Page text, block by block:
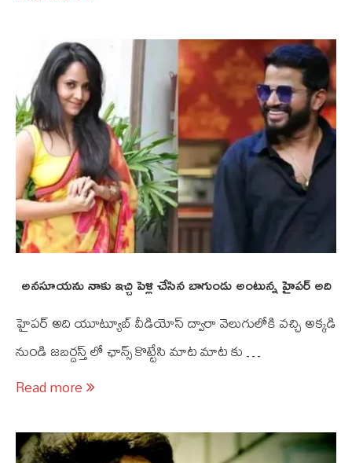
అనసూయను నాకు ఇచ్చి పెళ్లి చేసిన బాగుండు అంటున్న హైపర్ అది
హైపర్ అది యూట్యూబ్ వీడియోస్ ద్వారా వెలుగులోకి వచ్చి అక్కడి
నుండి జబర్దస్త్ లో ఛాన్స్ కొట్టేసి మాట మాట కు …
Read more